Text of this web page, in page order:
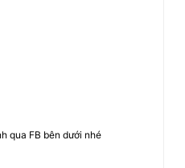
qua FB bên dưới nhé